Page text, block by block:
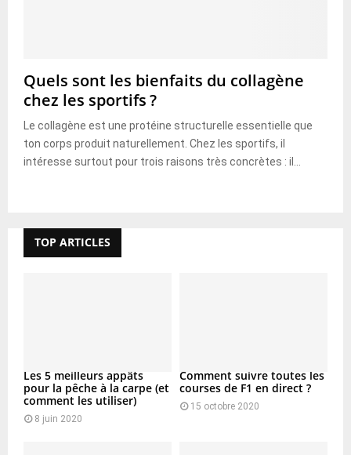
Quels sont les bienfaits du collagène
chez les sportifs ?
Le collagène est une protéine structurelle essentielle que
ton corps produit naturellement. Chez les sportifs, il
intéresse surtout pour trois raisons très concrètes : il...
TOP ARTICLES
Les 5 meilleurs appâts
pour la pêche à la carpe (et
comment les utiliser)
8 juin 2020
Comment suivre toutes les
courses de F1 en direct ?
15 octobre 2020